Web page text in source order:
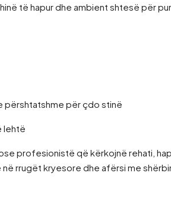
të hapur dhe ambient shtesë për
përshtatshme për çdo stinë
lehtë
profesionistë që kërkojnë rehati,
rrugët kryesore dhe afërsi me